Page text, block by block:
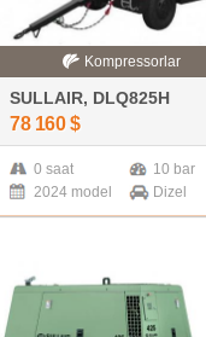
Kompressorlar
SULLAIR, DLQ825H
78 160 $
0 saat
10 bar
2024 model
Dizel